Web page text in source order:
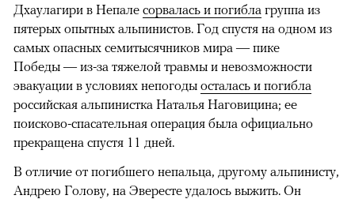
Дхаулагири в Непале сорвалась и погибла группа из
пятерых опытных альпинистов. Год спустя на одном из
самых опасных семитысячников мира — пике
Победы — из-за тяжелой травмы и невозможности
эвакуации в условиях непогоды осталась и погибла
российская альпинистка Наталья Наговицина; ее
поисково-спасательная операция была официально
прекращена спустя 11 дней.
В отличие от погибшего непальца, другому альпинисту,
Андрею Голову, на Эвересте удалось выжить. Он